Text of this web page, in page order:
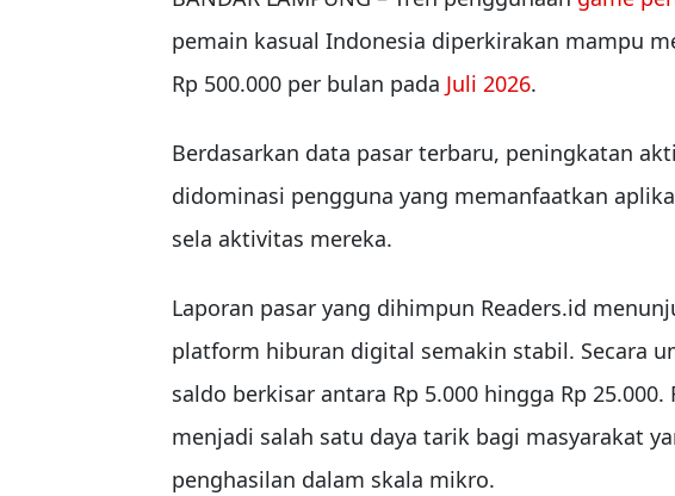
pemain kasual Indonesia diperkirakan mampu
Rp 500.000 per bulan pada Juli 2026.
Berdasarkan data pasar terbaru, peningkatan
didominasi pengguna yang memanfaatkan
sela aktivitas mereka.
Laporan pasar yang dihimpun Readers.id
platform hiburan digital semakin stabil. Secara
saldo berkisar antara Rp 5.000 hingga Rp
menjadi salah satu daya tarik bagi masyarakat
penghasilan dalam skala mikro.